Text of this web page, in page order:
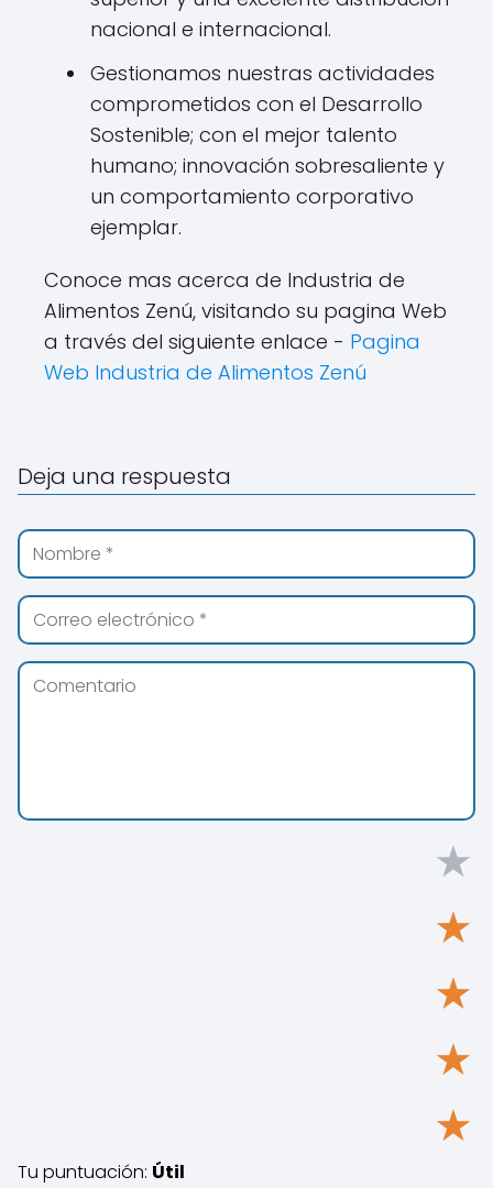
nacional e internacional.
Gestionamos nuestras actividades
comprometidos con el Desarrollo
Sostenible; con el mejor talento
humano; innovación sobresaliente y
un comportamiento corporativo
ejemplar.
Conoce mas acerca de Industria de
Alimentos Zenú, visitando su pagina Web
a través del siguiente enlace - Pagina
Web Industria de Alimentos Zenú
Deja una respuesta
★
★
★
★
★
Tu puntuación: Útil